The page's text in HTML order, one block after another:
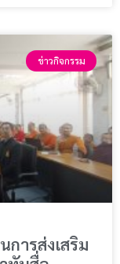
ข่าวกิจกรรม
ารส่งเสริม